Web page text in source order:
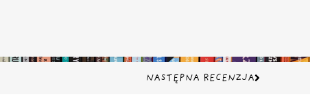
NASTĘPNA RECENZJANastępny